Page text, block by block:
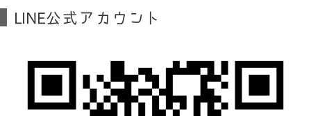
LINE公式アカウント